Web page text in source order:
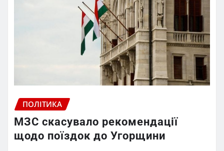
ПОЛІТИКА
МЗС скасувало рекомендації
щодо поїздок до Угорщини